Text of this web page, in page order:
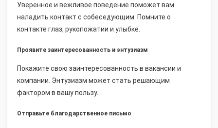
Уверенное и вежливое поведение поможет вам
наладить контакт с собеседующим. Помните о
контакте глаз, рукопожатии и улыбке.
Проявите заинтересованность и энтузиазм
Покажите свою заинтересованность в вакансии и
компании. Энтузиазм может стать решающим
фактором в вашу пользу.
Отправьте благодарственное письмо